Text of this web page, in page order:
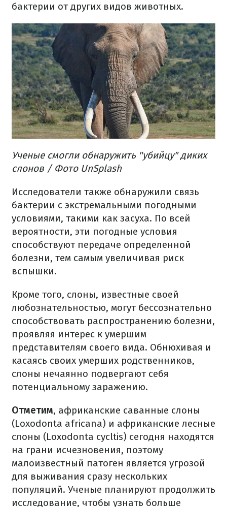
бактерии от других видов животных.
Ученые смогли обнаружить "убийцу" диких
слонов / Фото UnSplash
Исследователи также обнаружили связь
бактерии с экстремальными погодными
условиями, такими как засуха. По всей
вероятности, эти погодные условия
способствуют передаче определенной
болезни, тем самым увеличивая риск
вспышки.
Кроме того, слоны, известные своей
любознательностью, могут бессознательно
способствовать распространению болезни,
проявляя интерес к умершим
представителям своего вида. Обнюхивая и
касаясь своих умерших родственников,
слоны нечаянно подвергают себя
потенциальному заражению.
Отметим, африканские саванные слоны
(Loxodonta africana) и африканские лесные
слоны (Loxodonta cycltis) сегодня находятся
на грани исчезновения, поэтому
малоизвестный патоген является угрозой
для выживания сразу нескольких
популяций. Ученые планируют продолжить
исследование, чтобы узнать больше